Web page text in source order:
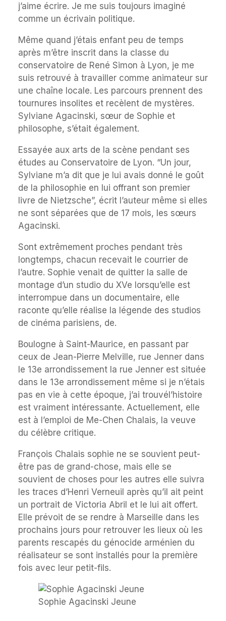
j’aime écrire. Je me suis toujours imaginé
comme un écrivain politique.
Même quand j’étais enfant peu de temps
après m’être inscrit dans la classe du
conservatoire de René Simon à Lyon, je me
suis retrouvé à travailler comme animateur sur
une chaîne locale. Les parcours prennent des
tournures insolites et recèlent de mystères.
Sylviane Agacinski, sœur de Sophie et
philosophe, s’était également.
Essayée aux arts de la scène pendant ses
études au Conservatoire de Lyon. “Un jour,
Sylviane m’a dit que je lui avais donné le goût
de la philosophie en lui offrant son premier
livre de Nietzsche”, écrit l’auteur même si elles
ne sont séparées que de 17 mois, les sœurs
Agacinski.
Sont extrêmement proches pendant très
longtemps, chacun recevait le courrier de
l’autre. Sophie venait de quitter la salle de
montage d’un studio du XVe lorsqu’elle est
interrompue dans un documentaire, elle
raconte qu’elle réalise la légende des studios
de cinéma parisiens, de.
Boulogne à Saint-Maurice, en passant par
ceux de Jean-Pierre Melville, rue Jenner dans
le 13e arrondissement la rue Jenner est située
dans le 13e arrondissement même si je n’étais
pas en vie à cette époque, j’ai trouvél’histoire
est vraiment intéressante. Actuellement, elle
est à l’emploi de Me-Chen Chalais, la veuve
du célèbre critique.
François Chalais sophie ne se souvient peut-
être pas de grand-chose, mais elle se
souvient de choses pour les autres elle suivra
les traces d’Henri Verneuil après qu’il ait peint
un portrait de Victoria Abril et le lui ait offert.
Elle prévoit de se rendre à Marseille dans les
prochains jours pour retrouver les lieux où les
parents rescapés du génocide arménien du
réalisateur se sont installés pour la première
fois avec leur petit-fils.
Sophie Agacinski Jeune